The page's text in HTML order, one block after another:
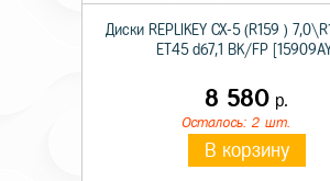
Диски RЕPLIKEY CX-5 (R159 )
ET45 d67,1 BK/FP
8 580 р.
Осталось: 2 шт.
В корзину